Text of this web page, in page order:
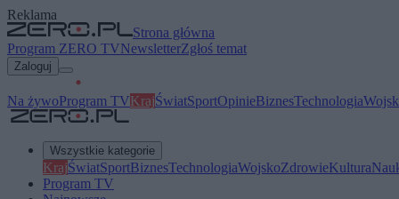
Reklama
Strona główna
Program ZERO TVNewsletterZgłoś temat
Zaloguj
Na żywoProgram TVKrajŚwiatSportOpinieBiznesTechnologia
Wszystkie kategorie
KrajŚwiatSportBiznesTechnologiaWojskoZdrowieKultura
Program TV